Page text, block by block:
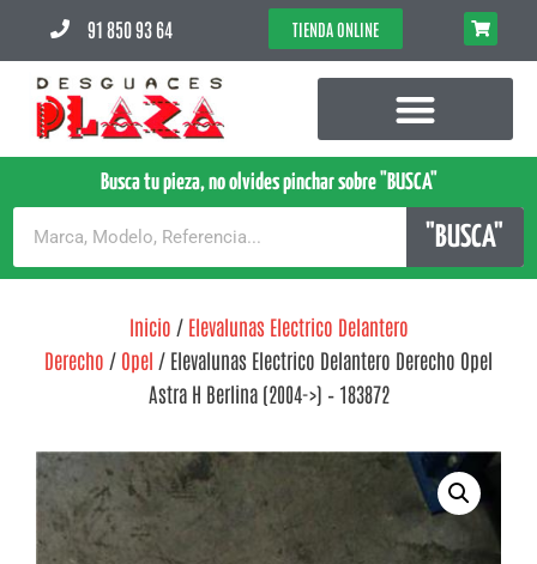
91 850 93 64 TIENDA ONLINE
Busca tu pieza, no olvides pinchar sobre "BUSCA"
"BUSCA"
Inicio / Elevalunas Electrico Delantero
Derecho / Opel / Elevalunas Electrico Delantero Derecho Opel
Astra H Berlina (2004->) – 183872